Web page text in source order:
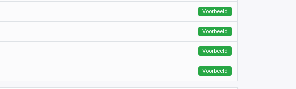
Voorbeeld
Voorbeeld
Voorbeeld
Voorbeeld